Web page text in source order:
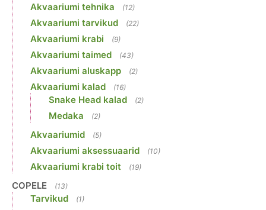
Akvaariumi tehnika (12)
Akvaariumi tarvikud (22)
Akvaariumi krabi (9)
Akvaariumi taimed (43)
Akvaariumi aluskapp (2)
Akvaariumi kalad (16)
Snake Head kalad (2)
Medaka (2)
Akvaariumid (5)
Akvaariumi aksessuaarid (10)
Akvaariumi krabi toit (19)
COPELE (13)
Tarvikud (1)